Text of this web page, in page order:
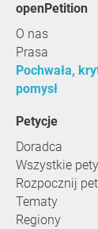
openPetition
O nas
Prasa
Pochwała,
pomysł
Petycje
Doradca
Wszystkie
Rozpocznij
Tematy
Regiony